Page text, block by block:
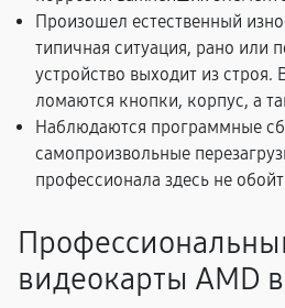
Произошел естественный
типичная ситуация, рано или
устройство выходит из строя.
ломаются кнопки, корпус, а
Наблюдаются программные
самопроизвольные
профессионала здесь не
видеокарты AMD